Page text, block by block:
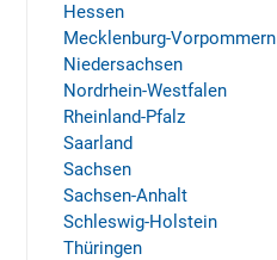
Hessen
Mecklenburg-Vorpommern
Niedersachsen
Nordrhein-Westfalen
Rheinland-Pfalz
Saarland
Sachsen
Sachsen-Anhalt
Schleswig-Holstein
Thüringen